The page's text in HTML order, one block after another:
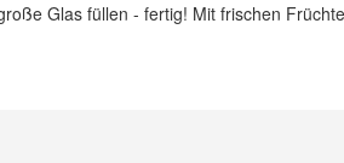
Glas füllen - fertig! Mit frischen